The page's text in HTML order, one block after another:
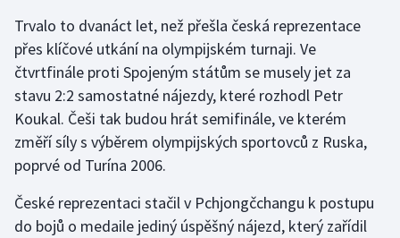
Ragby
Rychlobruslení
Rychlostní kanoistika
Short track
Sportovní střelba
Trvalo to dvanáct let, než přešla česká reprezentace
přes klíčové utkání na olympijském turnaji. Ve
čtvrtfinále proti Spojeným státům se musely jet za
stavu 2:2 samostatné nájezdy, které rozhodl Petr
Koukal. Češi tak budou hrát semifinále, ve kterém
změří síly s výběrem olympijských sportovců z Ruska,
poprvé od Turína 2006.
České reprezentaci stačil v Pchjongčchangu k postupu
do bojů o medaile jediný úspěšný nájezd, který zařídil